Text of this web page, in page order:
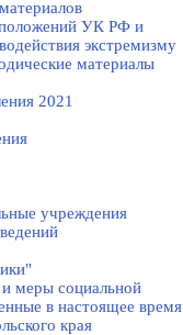
положений УК РФ и
экстремизму
материалы
2021
учреждения
меры социальной
в настоящее время
края